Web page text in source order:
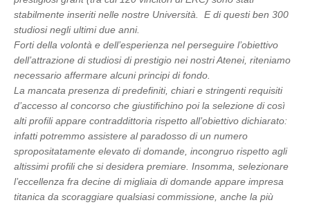
stabilmente inseriti nelle nostre Università. E di questi ben 300
studiosi negli ultimi due anni.
Forti della volontà e dell’esperienza nel perseguire l’obiettivo
dell’attrazione di studiosi di prestigio nei nostri Atenei, riteniamo
necessario affermare alcuni principi di fondo.
La mancata presenza di predefiniti, chiari e stringenti requisiti
d’accesso al concorso che giustifichino poi la selezione di così
alti profili appare contraddittoria rispetto all’obiettivo dichiarato:
infatti potremmo assistere al paradosso di un numero
spropositatamente elevato di domande, incongruo rispetto agli
altissimi profili che si desidera premiare. Insomma, selezionare
l’eccellenza fra decine di migliaia di domande appare impresa
titanica da scoraggiare qualsiasi commissione, anche la più